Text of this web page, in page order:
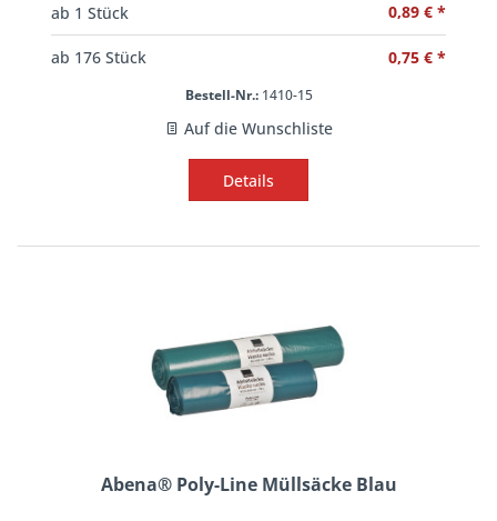
ab 1Stück 0,89 € *
ab 176Stück 0,75 € *
Bestell-Nr.:1410-15
Auf die Wunschliste
Details
Abena® Poly-Line Müllsäcke Blau